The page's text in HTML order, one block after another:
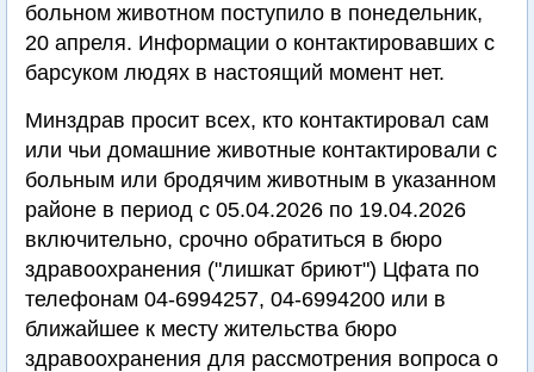
больном животном поступило в понедельник,
20 апреля. Информации о контактировавших с
барсуком людях в настоящий момент нет.
Минздрав просит всех, кто контактировал сам
или чьи домашние животные контактировали с
больным или бродячим животным в указанном
районе в период с 05.04.2026 по 19.04.2026
включительно, срочно обратиться в бюро
здравоохранения ("лишкат бриют") Цфата по
телефонам 04-6994257, 04-6994200 или в
ближайшее к месту жительства бюро
здравоохранения для рассмотрения вопроса о